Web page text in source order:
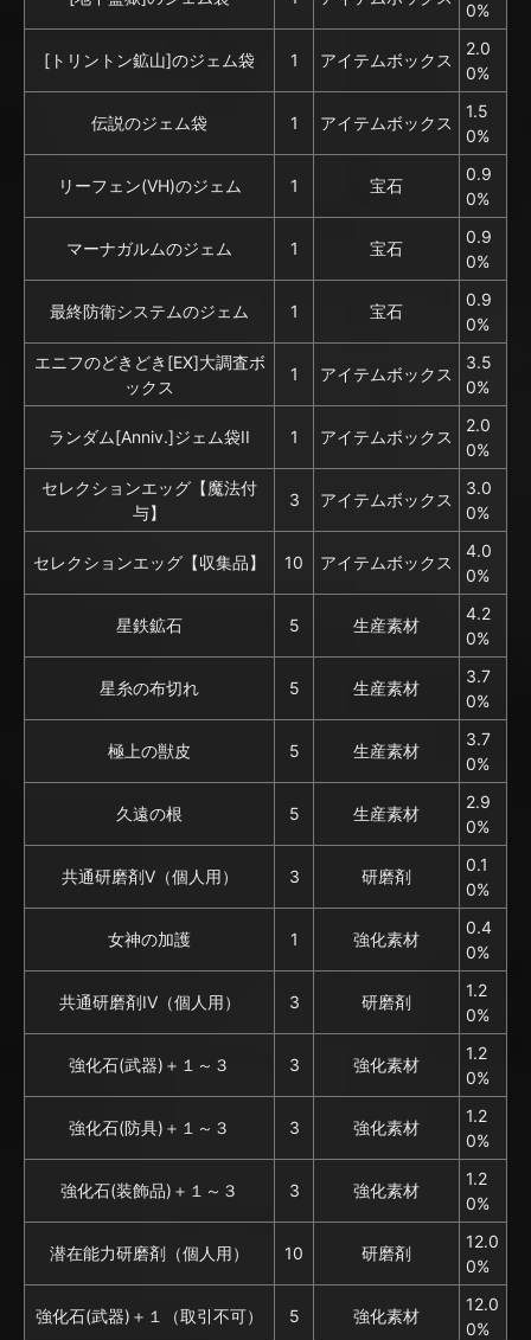
0%
[トリントン鉱山]のジェム袋 1 アイテムボックス
2.0
0%
伝説のジェム袋 1 アイテムボックス
1.5
0%
リーフェン(VH)のジェム 1 宝石
0.9
0%
マーナガルムのジェム 1 宝石
0.9
0%
最終防衛システムのジェム 1 宝石
0.9
0%
エニフのどきどき[EX]大調査ボ
ックス
1 アイテムボックス
3.5
0%
ランダム[Anniv.]ジェム袋II 1 アイテムボックス
2.0
0%
セレクションエッグ【魔法付
与】
3 アイテムボックス
3.0
0%
セレクションエッグ【収集品】 10 アイテムボックス
4.0
0%
星鉄鉱石 5 生産素材
4.2
0%
星糸の布切れ 5 生産素材
3.7
0%
極上の獣皮 5 生産素材
3.7
0%
久遠の根 5 生産素材
2.9
0%
共通研磨剤V（個人用） 3 研磨剤
0.1
0%
女神の加護 1 強化素材
0.4
0%
共通研磨剤IV（個人用） 3 研磨剤
1.2
0%
強化石(武器)＋１～３ 3 強化素材
1.2
0%
強化石(防具)＋１～３ 3 強化素材
1.2
0%
強化石(装飾品)＋１～３ 3 強化素材
1.2
0%
潜在能力研磨剤（個人用） 10 研磨剤
12.0
0%
強化石(武器)＋１（取引不可） 5 強化素材
12.0
0%